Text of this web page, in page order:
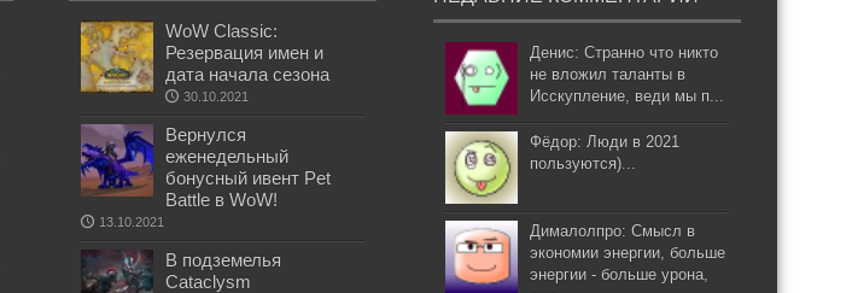
WoW Classic:
Резервация имен и
дата начала сезона
30.10.2021
Вернулся
еженедельный
бонусный ивент Pet
Battle в WoW!
13.10.2021
В подземелья
Cataclysm
Денис: Странно что никто
не вложил таланты в
Исскупление, веди мы п...
Фёдор: Люди в 2021
пользуются)...
Дималолпро: Смысл в
экономии энергии, больше
энергии - больше урона,